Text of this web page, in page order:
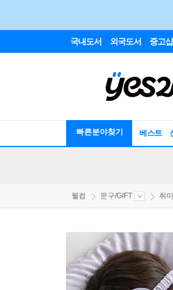
국내도서 외국도서 중고샵
빠른분야찾기 베스트
웰컴 문구/GIFT 취